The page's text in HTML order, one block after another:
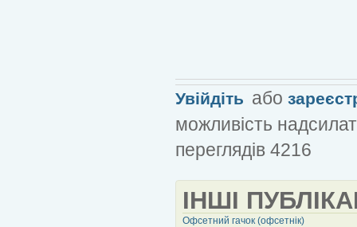
Увійдіть або
можливість
переглядів 4216
ІНШІ
Офсетний гачок (офсетнік)